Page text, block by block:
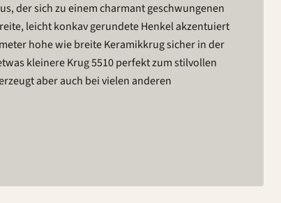
der sich zu einem charmant geschwungenen
leicht konkav gerundete Henkel akzentuiert
hohe wie breite Keramikkrug sicher in der
kleinere Krug 5510 perfekt zum stilvollen
aber auch bei vielen anderen